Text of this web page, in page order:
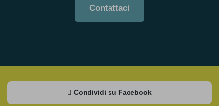
Contattaci
Condividi su Facebook